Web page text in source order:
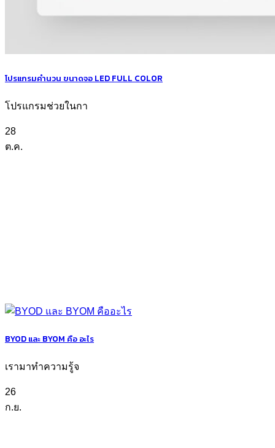
โปรแกรมคำนวน ขนาดจอ LED FULL COLOR
โปรแกรมช่วยในกา
28
ต.ค.
BYOD และ BYOM คือ อะไร
เรามาทำความรู้จ
26
ก.ย.